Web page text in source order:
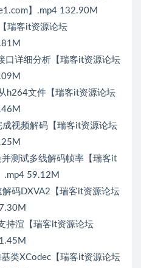
】.mp4 132.90M
瑞客it资源论坛
口详细分析【瑞客it资源论坛
h264文件【瑞客it资源论坛
视频解码【瑞客it资源论坛
测试多线解码帧率【瑞客it
.mp4 59.12M
码DXVA2【瑞客it资源论坛
持渲【瑞客it资源论坛
类XCodec【瑞客it资源论坛